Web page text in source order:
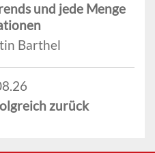
und jede Menge
Barthel
zurück